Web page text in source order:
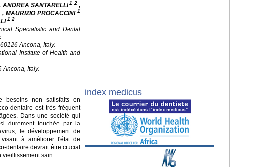
, ANDREA SANTARELLI1 2 ,
, MAURIZIO PROCACCINI 1
1 2
Specialistic and Dental
Ancona, Italy.
Institute of Health and
Ancona, Italy.
besoins non satisfaits en
dentaire est très fréquent
Dans une société qui
durement touchée par la
le développement de
visant à améliorer l'état de
dentaire devrait être crucial
vieillissement sain.
index medicus